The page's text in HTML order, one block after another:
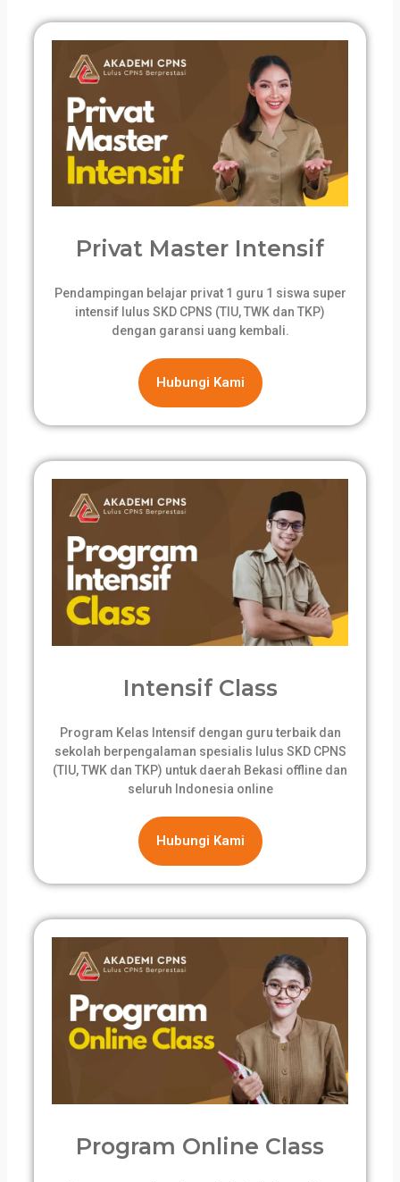
Privat Master Intensif
Pendampingan belajar privat 1 guru 1 siswa super
intensif lulus SKD CPNS (TIU, TWK dan TKP)
dengan garansi uang kembali.
Hubungi Kami
Intensif Class
Program Kelas Intensif dengan guru terbaik dan
sekolah berpengalaman spesialis lulus SKD CPNS
(TIU, TWK dan TKP) untuk daerah Bekasi offline dan
seluruh Indonesia online
Hubungi Kami
Program Online Class